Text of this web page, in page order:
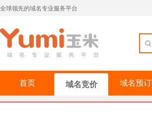
全球领先的域名专业服务平台
首页 域名竞价 域名预订